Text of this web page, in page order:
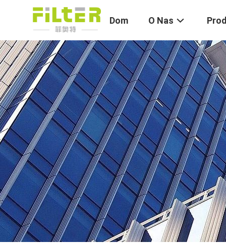
Dom O Nas